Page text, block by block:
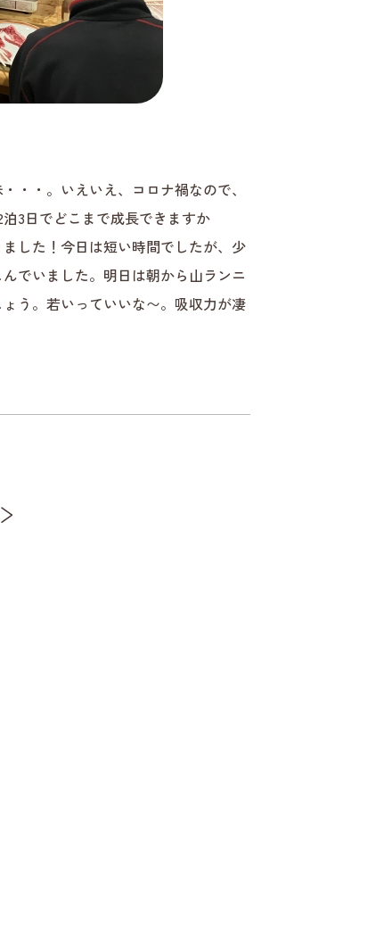
・・。いえいえ、コロナ禍なので、
3日でどこまで成長できますか
した！今日は短い時間でしたが、少
でいました。明日は朝から山ランニ
う。若いっていいな〜。吸収力が凄